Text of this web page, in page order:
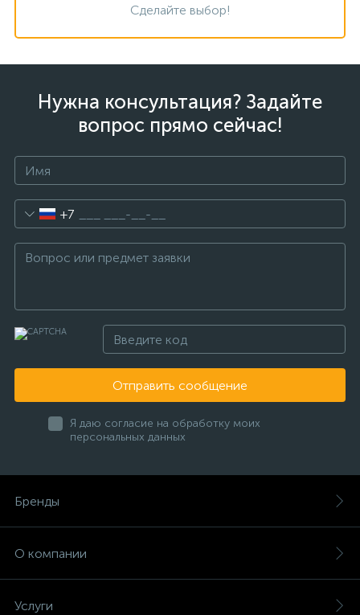
Сделайте выбор!
Нужна консультация? Задайте
вопрос прямо сейчас!
+7
Отправить сообщение
Я даю согласие на обработку моих
персональных данных
Бренды
О компании
Услуги